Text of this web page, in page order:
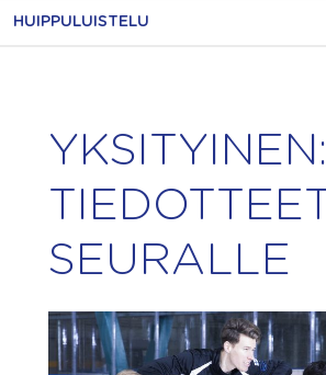
HUIPPULUISTELU
YKSITYINEN:
TIEDOTTEET
SEURALLE